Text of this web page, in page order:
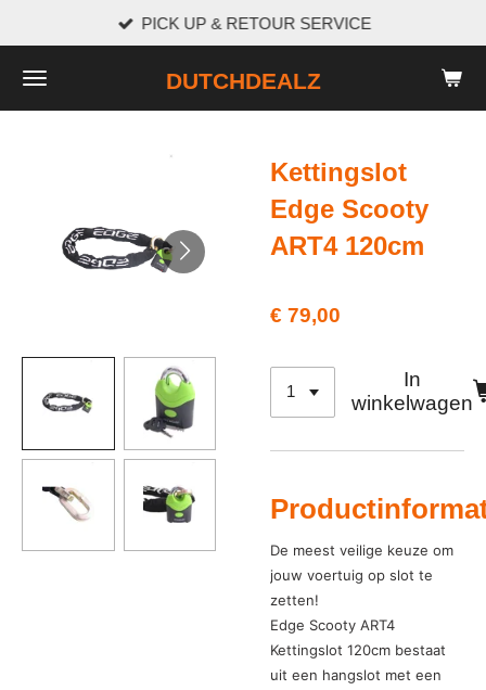
naar
de
DUTCHDEALZ
PICK UP & RETOUR SERVICE
Kettingslot
Edge Scooty
ART4 120cm
€ 79,00
In
winkelwagen
De meest veilige keuze om
jouw voertuig op slot te
zetten!
Edge Scooty ART4
Kettingslot 120cm bestaat
uit een hangslot met een